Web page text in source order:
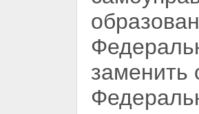
заменить